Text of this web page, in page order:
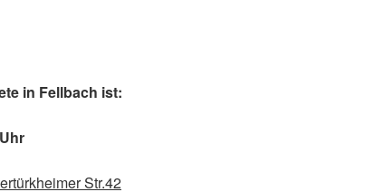
in Fellbach ist:
Str.42